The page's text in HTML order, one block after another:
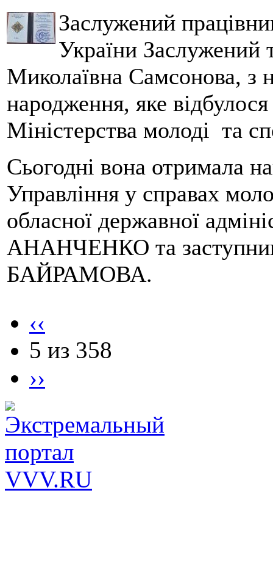
Заслужений
України Заслужений
Миколаївна Самсонова, з
народження, яке
Міністерства молоді та
Сьогодні вона отримала
Управління у справах
обласної державної
АНАНЧЕНКО та
БАЙРАМОВА.
‹‹
5 из 358
››